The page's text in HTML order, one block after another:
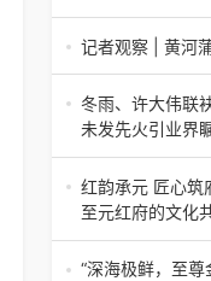
三合盛：为了让
了“高山修仙学院
经卷成麻花了，
记者观察 | 黄河
记者观察 | 黄河
的30年“草根逆
克烁）一根黄河
冬雨、许大伟联
未发先火引业界
【新书首发】冬
录》重磅上市！
掀武侠热潮（文/
红韵承元 匠心筑
至元红府的文化
（中国晨报头条
炼出无数陶瓷瑰
“深海极鲜，至尊